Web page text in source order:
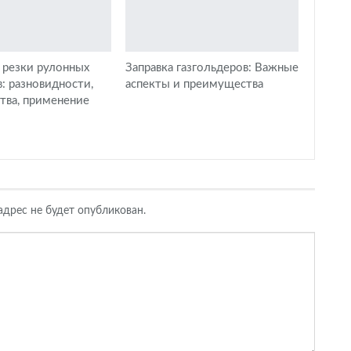
рулонных
разновидности,
применение
Заправка газгольдеров: Важные
аспекты и преимущества
не будет опубликован.